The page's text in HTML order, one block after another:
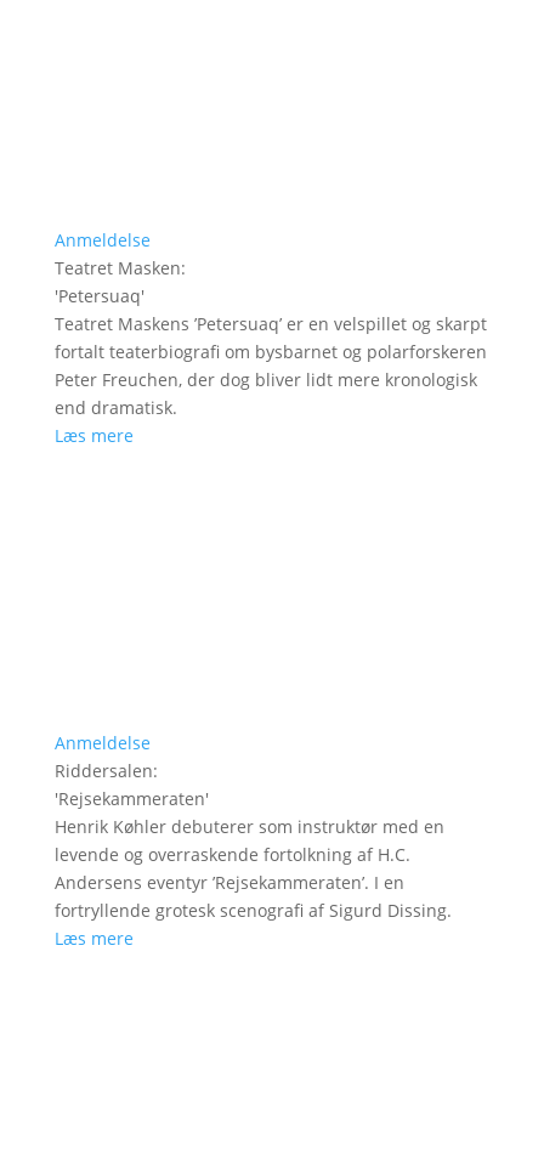
Anmeldelse
Teatret Masken:
'Petersuaq'
Teatret Maskens ’Petersuaq’ er en velspillet og skarpt
fortalt teaterbiografi om bysbarnet og polarforskeren
Peter Freuchen, der dog bliver lidt mere kronologisk
end dramatisk.
Læs mere
Anmeldelse
Riddersalen:
'Rejsekammeraten'
Henrik Køhler debuterer som instruktør med en
levende og overraskende fortolkning af H.C.
Andersens eventyr ’Rejsekammeraten’. I en
fortryllende grotesk scenografi af Sigurd Dissing.
Læs mere